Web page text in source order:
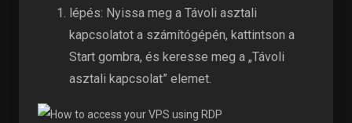
lépés: Nyissa meg a Távoli asztali
kapcsolatot a számítógépén, kattintson a
Start gombra, és keresse meg a „Távoli
asztali kapcsolat” elemet.